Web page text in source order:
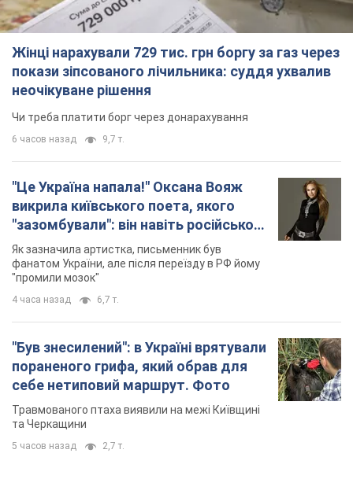
Жінці нарахували 729 тис. грн боргу за газ через
покази зіпсованого лічильника: суддя ухвалив
неочікуване рішення
Чи треба платити борг через донарахування
6 часов назад 9,7 т.
"Це Україна напала!" Оксана Вояж
викрила київського поета, якого
"зазомбували": він навіть російської
не знав, а тепер хоче геноциду
українців
Як зазначила артистка, письменник був
фанатом України, але після переїзду в РФ йому
"промили мозок"
4 часа назад 6,7 т.
"Був знесилений": в Україні врятували
пораненого грифа, який обрав для
себе нетиповий маршрут. Фото
Травмованого птаха виявили на межі Київщині
та Черкащини
5 часов назад 2,7 т.